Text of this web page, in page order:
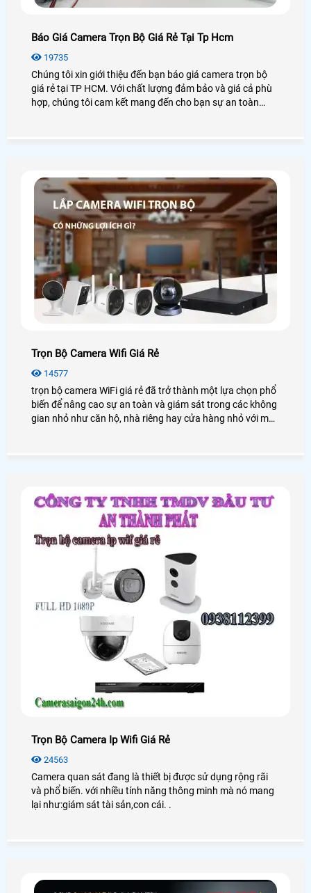
Báo Giá Camera Trọn Bộ Giá Rẻ Tại Tp Hcm
19735
Chúng tôi xin giới thiệu đến bạn báo giá camera trọn bộ
giá rẻ tại TP HCM. Với chất lượng đảm bảo và giá cả phù
hợp, chúng tôi cam kết mang đến cho bạn sự an toàn
Trọn Bộ Camera Wifi Giá Rẻ
14577
trọn bộ camera WiFi giá rẻ đã trở thành một lựa chọn phổ
biến để nâng cao sự an toàn và giám sát trong các không
gian nhỏ như căn hộ, nhà riêng hay cửa hàng nhỏ với mức
Trọn Bộ Camera Ip Wifi Giá Rẻ
24563
Camera quan sát đang là thiết bị được sử dụng rộng rãi
và phổ biến. với nhiều tính năng thông minh mà nó mang
lại như:giám sát tài sản,con cái. .